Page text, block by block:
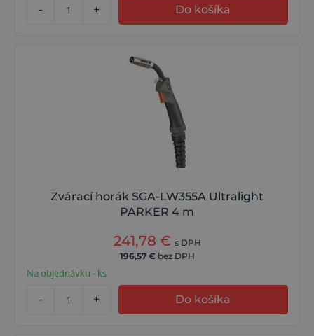
- + Do košíka
Zvárací horák SGA-LW355A Ultralight
PARKER 4 m
241,78 € s DPH
196,57 € bez DPH
Na objednávku - ks
- + Do košíka